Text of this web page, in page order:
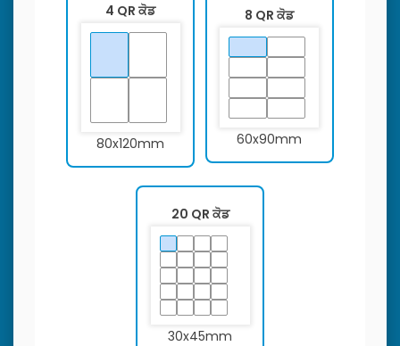
4 QR ਕੋਡ
80x120mm
8 QR ਕੋਡ
60x90mm
20 QR ਕੋਡ
30x45mm